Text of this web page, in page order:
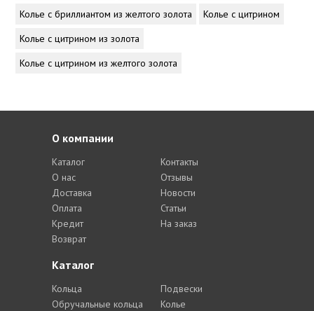
Колье с бриллиантом из желтого золота
Колье с цитрином
Колье с цитрином из золота
Колье с цитрином из желтого золота
Каталог
Кольца
Обручальные кольца
Подвески
Колье
О компании
Каталог
О нас
Доставка
Оплата
Кредит
Возврат
Контакты
Отзывы
Новости
Статьи
На заказ